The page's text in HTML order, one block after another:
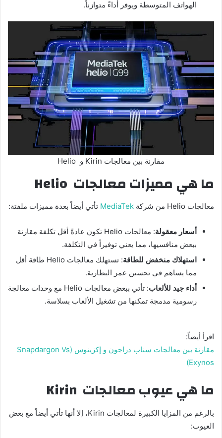
الهواتف المتوسطة ويوفر أداءً متوازناً.
مقارنة بين معالجات Kirin و Helio
ما هي مميزات معالجات
معالجات Helio من شركة MediaTek تأتي أيضاً بعدة مميزات ملفتة:
أسعار معقولة
: معالجات Helio تكون عادةً أقل تكلفة مقارنة
ببعض منافسيها، مما يعني توفيراً في التكلفة.
استهلاك منخفض للطاقة
: تستهلك معالجات Helio طاقة أقل
مما يساهم في تحسين عمر البطارية.
أداء جيد للألعاب
: تأتي ببعض معالجات Helio مع وحدات معالجة
رسومية مدمجة تمكنها من تشغيل الألعاب بسلاسة.
اقرأ أيضاً:
مقارنة بين معالجات سناب دراجون و إكزينوس (Snapdargon Vs
Exynos)
ما هي عيوب معالجات
بالرغم من المزايا الكبيرة لمعالجات Kirin، إلا أنها تأتي أيضاً مع بعض
العيوب: